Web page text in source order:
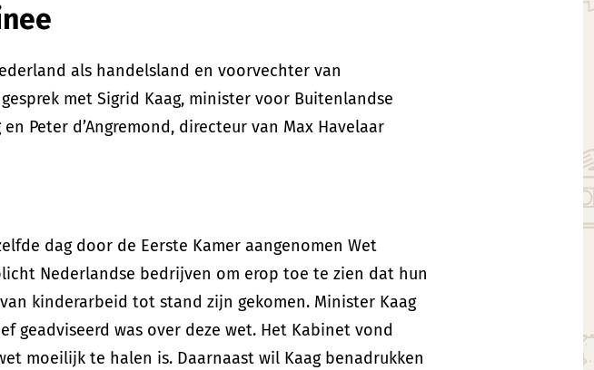
als handelsland en voorvechter van
met Sigrid Kaag, minister voor Buitenlandse
Peter d’Angremond, directeur van Max Havelaar
dag door de Eerste Kamer aangenomen Wet
Nederlandse bedrijven om erop toe te zien dat hun
kinderarbeid tot stand zijn gekomen. Minister Kaag
geadviseerd was over deze wet. Het Kabinet vond
moeilijk te halen is. Daarnaast wil Kaag benadrukken